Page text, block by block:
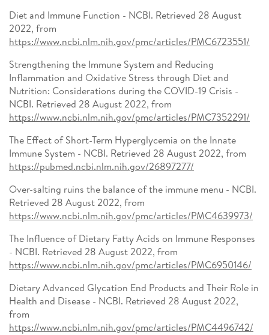
Diet and Immune Function - NCBI. Retrieved 28 August
2022, from
https://www.ncbi.nlm.nih.gov/pmc/articles/PMC6723551/
Strengthening the Immune System and Reducing
Inflammation and Oxidative Stress through Diet and
Nutrition: Considerations during the COVID-19 Crisis -
NCBI. Retrieved 28 August 2022, from
https://www.ncbi.nlm.nih.gov/pmc/articles/PMC7352291/
The Effect of Short-Term Hyperglycemia on the Innate
Immune System - NCBI. Retrieved 28 August 2022, from
https://pubmed.ncbi.nlm.nih.gov/26897277/
Over-salting ruins the balance of the immune menu - NCBI.
Retrieved 28 August 2022, from
https://www.ncbi.nlm.nih.gov/pmc/articles/PMC4639973/
The Influence of Dietary Fatty Acids on Immune Responses
- NCBI. Retrieved 28 August 2022, from
https://www.ncbi.nlm.nih.gov/pmc/articles/PMC6950146/
Dietary Advanced Glycation End Products and Their Role in
Health and Disease - NCBI. Retrieved 28 August 2022,
from
https://www.ncbi.nlm.nih.gov/pmc/articles/PMC4496742/